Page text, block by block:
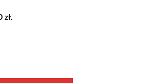
zł.
z klapą 160 cm Dąb Ribbeck - Biały Połysk